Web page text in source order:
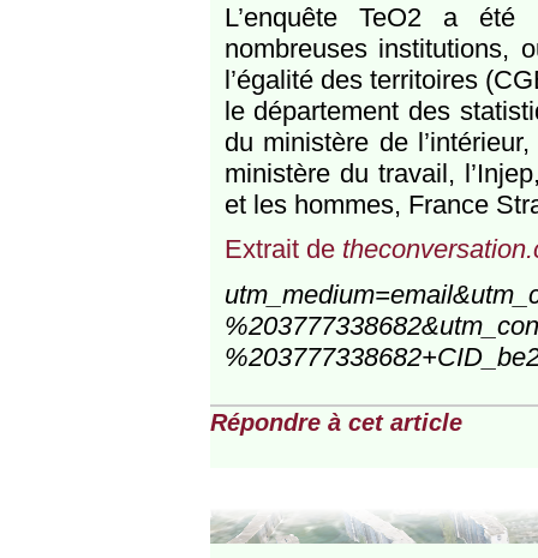
L’enquête TeO2 a
nombreuses institutions,
l’égalité des territoires
le département des
du ministère de
ministère du travail,
et les hommes, France
Extrait de
Répondre à cet article